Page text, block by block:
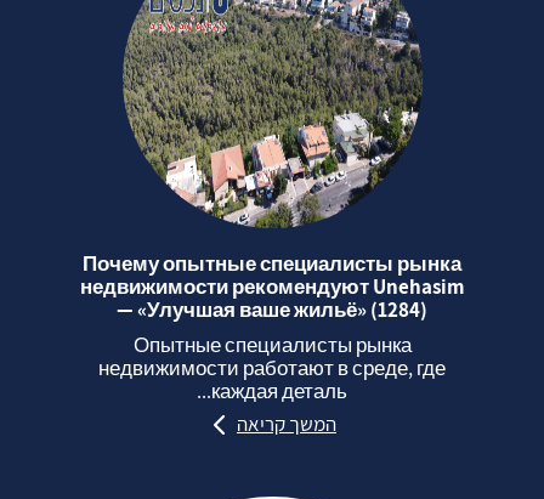
Почему опытные специалисты рынка
недвижимости рекомендуют Unehasim
— «Улучшая ваше жильё» (1284)
Опытные специалисты рынка
недвижимости работают в среде, где
каждая деталь...
המשך קריאה